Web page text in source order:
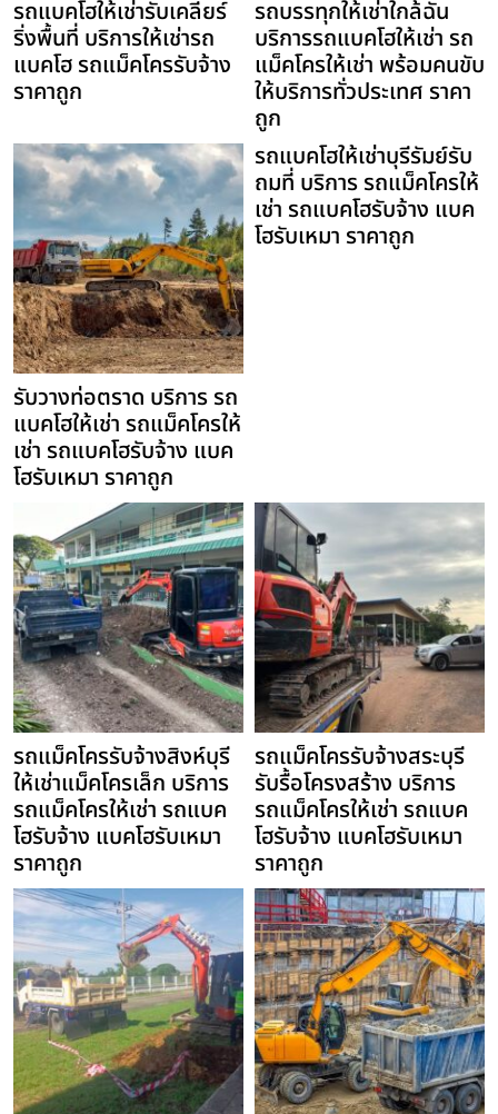
รถแบคโฮให้เช่ารับเคลียร์
ริ่งพื้นที่ บริการให้เช่ารถ
แบคโฮ รถแม็คโครรับจ้าง
ราคาถูก
รถบรรทุกให้เช่าใกล้ฉัน
บริการรถแบคโฮให้เช่า รถ
แม็คโครให้เช่า พร้อมคนขับ
ให้บริการทั่วประเทศ ราคา
ถูก
รับวางท่อตราด บริการ รถ
แบคโฮให้เช่า รถแม็คโครให้
เช่า รถแบคโฮรับจ้าง แบค
โฮรับเหมา ราคาถูก
รถแบคโฮให้เช่าบุรีรัมย์รับ
ถมที่ บริการ รถแม็คโครให้
เช่า รถแบคโฮรับจ้าง แบค
โฮรับเหมา ราคาถูก
รถแม็คโครรับจ้างสิงห์บุรี
ให้เช่าแม็คโครเล็ก บริการ
รถแม็คโครให้เช่า รถแบค
โฮรับจ้าง แบคโฮรับเหมา
ราคาถูก
รถแม็คโครรับจ้างสระบุรี
รับรื้อโครงสร้าง บริการ
รถแม็คโครให้เช่า รถแบค
โฮรับจ้าง แบคโฮรับเหมา
ราคาถูก